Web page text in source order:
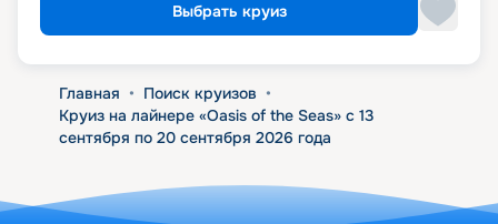
Выбрать круиз
Главная • Поиск круизов •
Круиз на лайнере «Oasis of the Seas» с 13
сентября по 20 сентября 2026 года